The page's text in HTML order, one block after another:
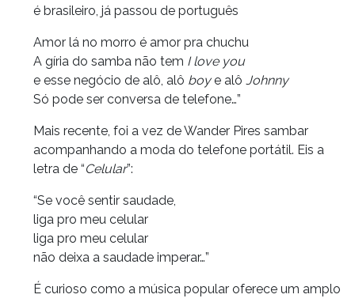
é brasileiro, já passou de português
Amor lá no morro é amor pra chuchu
A gíria do samba não tem I love you
e esse negócio de alô, alô boye alô Johnny
Só pode ser conversa de telefone…”
Mais recente, foi a vez de Wander Pires sambar
acompanhando a moda do telefone portátil. Eis a
letra de “Celular”:
“Se você sentir saudade,
liga pro meu celular
liga pro meu celular
não deixa a saudade imperar…”
É curioso como a música popular oferece um amplo